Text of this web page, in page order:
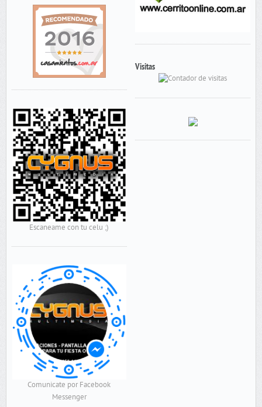
Escaneame con tu celu ;)
Comunicate por Facebook
Messenger
Visitas